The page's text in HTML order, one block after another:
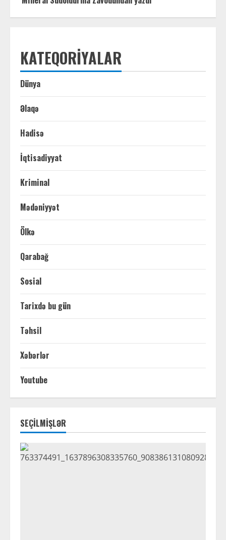
KATEQORIYALAR
Dünya
Əlaqə
Hadisə
İqtisadiyyat
Kriminal
Mədəniyyət
Ölkə
Qarabağ
Sosial
Tarixdə bu gün
Təhsil
Xəbərlər
Youtube
SEÇİLMİŞLƏR